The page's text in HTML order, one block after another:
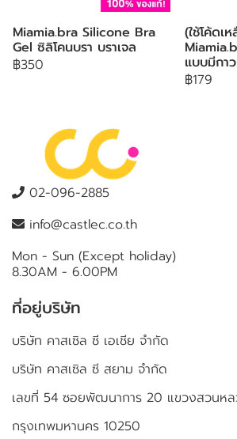
Miamia.bra Silicone Bra
Gel ซิลิโคนบรา บราเจล
฿350
(ใช้โค้ดเ
แบบมีกาว
฿179
02-096-2885
info@castlec.co.th
Mon - Sun (Except holiday)
8.30AM - 6.00PM
ที่อยู่บริษัท
บริษัท คาสเซิล ซี เอเชีย จำกัด
บริษัท คาสเซิล ซี สยาม จำกัด
เลขที่ 54 ซอยพัฒนาการ 20 แขวงสวนห
กรุงเทพมหานคร 10250